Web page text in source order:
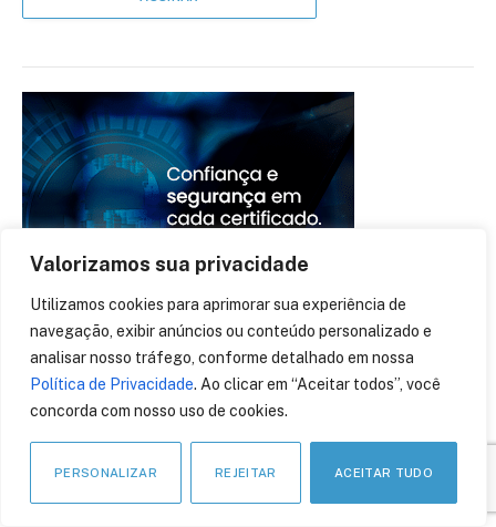
Valorizamos sua privacidade
Utilizamos cookies para aprimorar sua experiência de
navegação, exibir anúncios ou conteúdo personalizado e
analisar nosso tráfego, conforme detalhado em nossa
Política de Privacidade. Ao clicar em “Aceitar todos”, você
concorda com nosso uso de cookies.
PERSONALIZAR REJEITAR ACEITAR TUDO